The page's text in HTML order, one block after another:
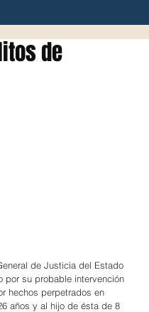
de
de Justicia del Estado
por su probable intervención
hechos perpetrados en
años y al hijo de ésta de 8